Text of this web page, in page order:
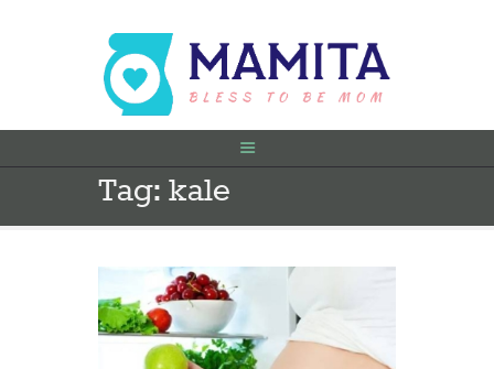
Tag: kale
FILLIMI
PARA SHTATËZANIE
VITI I PARË
KONTAKT